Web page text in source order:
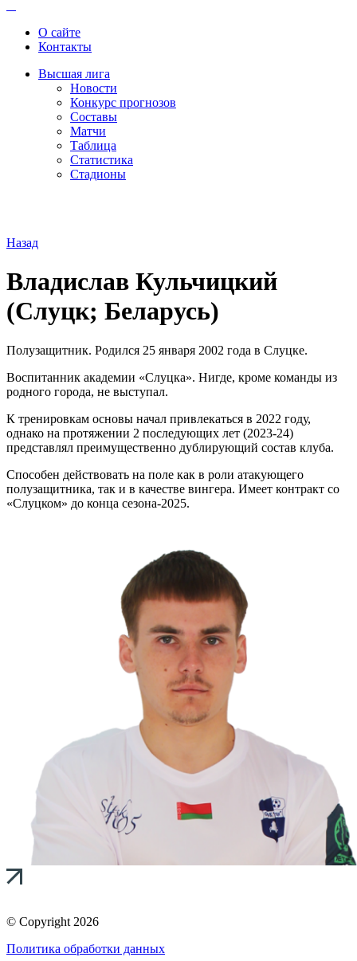
О сайте
Контакты
Высшая лига
Новости
Конкурс прогнозов
Составы
Матчи
Таблица
Статистика
Стадионы
Назад
Владислав Кульчицкий
(Слуцк; Беларусь)
Полузащитник. Родился 25 января 2002 года в Слуцке.
Воспитанник академии «Слуцка». Нигде, кроме команды из
родного города, не выступал.
К тренировкам основы начал привлекаться в 2022 году,
однако на протяжении 2 последующих лет (2023-24)
представлял преимущественно дублирующий состав клуба.
Способен действовать на поле как в роли атакующего
полузащитника, так и в качестве вингера. Имеет контракт со
«Слуцком» до конца сезона-2025.
© Copyright 2026
Политика обработки данных